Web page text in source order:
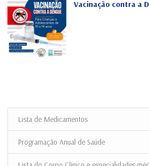
Vacinação contra a
Lista de Medicamentos
Programação Anual de Saúde